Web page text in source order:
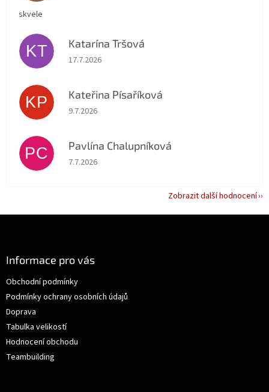
skvele
KT Katarína Tršová
Hodnocení obchodu je 5 z 5 hvězdiček.
17.7.2026
KP Kateřina Písaříková
Hodnocení obchodu je 5 z 5 hvězdiček.
9.7.2026
PC Pavlína Chalupníková
Hodnocení obchodu je 5 z 5 hvězdiček.
7.7.2026
Zobrazit další hodnocení
Informace pro vás
Obchodní podmínky
Podmínky ochrany osobních údajů
Doprava
Tabulka velikostí
Hodnocení obchodu
Teambuilding